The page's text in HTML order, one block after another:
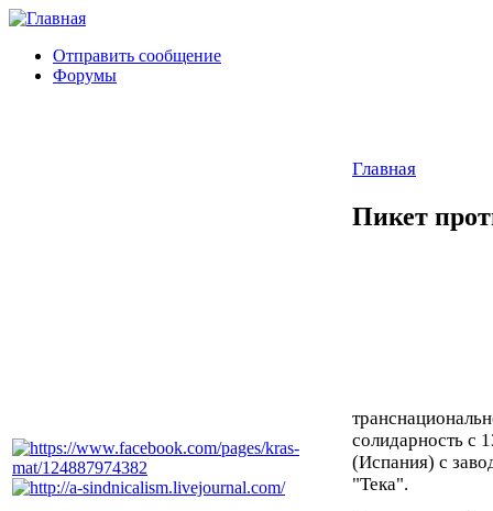
Отправить сообщение
Форумы
Главная
Пикет
солидарность с
(Испания) с
"Тека".